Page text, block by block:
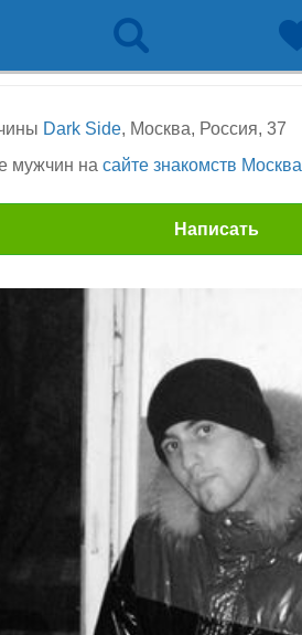
Dark Side, Москва, Россия, 37
мужчин на сайте знакомств Москва
Написать